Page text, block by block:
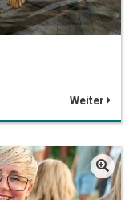
Weiter